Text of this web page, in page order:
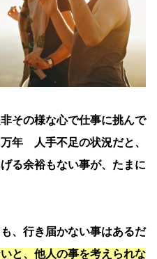
その様な心で仕事に挑んで
年 人手不足の状況だと、
る余裕もない事が、たまに
、行き届かない事はあるだ
と、他人の事を考えられな